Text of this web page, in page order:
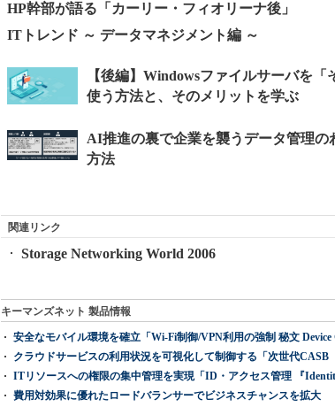
HP幹部が語る「カーリー・フィオリーナ後」
ITトレンド ～ データマネジメント編 ～
関連リンク
Storage Networking World 2006
キーマンズネット 製品情報
安全なモバイル環境を確立「Wi-Fi制御/VPN利用の強制 秘文 Device
クラウドサービスの利用状況を可視化して制御する「次世代CASB
ITリソースへの権限の集中管理を実現「ID・アクセス管理 『
費用対効果に優れたロードバランサーでビジネスチャンスを拡大